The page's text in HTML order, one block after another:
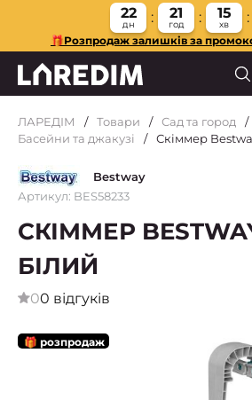
22
дн
21
год
15
хв
🎁Розпродаж залишків за
ЛАРЕДІМ Товари
Сад та город
Басейни та джакузі
Скіммер
Bestway
Артикул: BES58233
СКІММЕР
БІЛИЙ
00 відгуків
🎁 розпродаж